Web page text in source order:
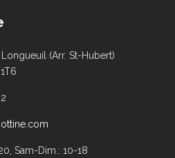
(Arr. St-Hubert)
Sam-Dim.: 10-18